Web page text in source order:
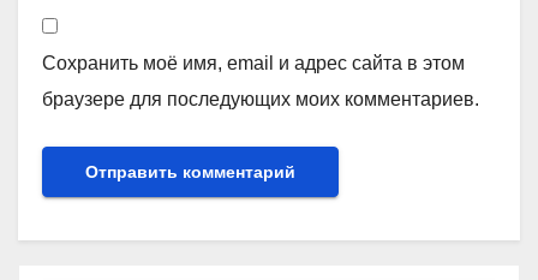
Сохранить моё имя, email и адрес сайта в этом
браузере для последующих моих комментариев.